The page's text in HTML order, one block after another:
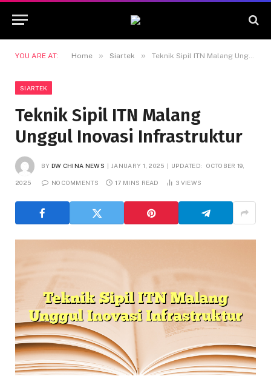
YOU ARE AT: Home » Siartek » Teknik Sipil ITN Malang Unggul Inovasi Infrastruktur
SIARTEK
Teknik Sipil ITN Malang
Unggul Inovasi Infrastruktur
BY DW CHINA NEWS JANUARY 1, 2025 UPDATED: OCTOBER 19,
2025 NO COMMENTS 17 MINS READ 3 VIEWS